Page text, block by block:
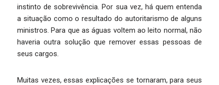
instinto de sobrevivência. Por sua vez, há quem entenda
a situação como o resultado do autoritarismo de alguns
ministros. Para que as águas voltem ao leito normal, não
haveria outra solução que remover essas pessoas de
seus cargos.
Muitas vezes, essas explicações se tornaram, para seus